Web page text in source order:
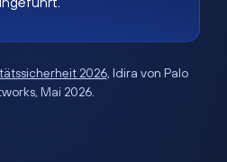
2026, Idira von Palo
Mai 2026.